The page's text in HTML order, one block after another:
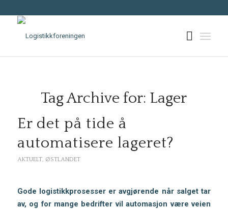
Tag Archive for: Lager
Er det på tide å
automatisere lageret?
AKTUELT, ØSTLANDET
Gode logistikkprosesser er avgjørende når salget tar
av, og for mange bedrifter vil automasjon være veien